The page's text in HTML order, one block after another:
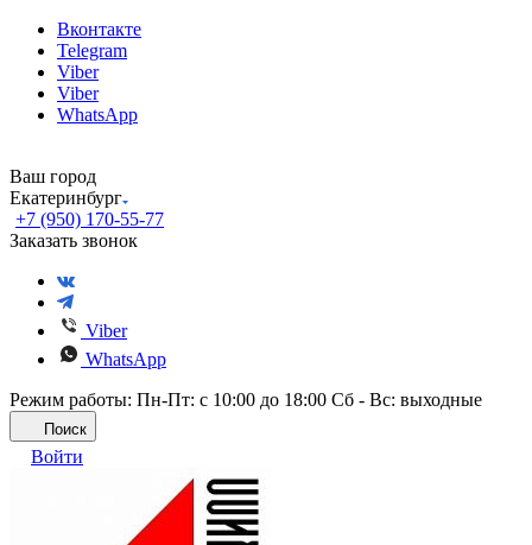
Вконтакте
Telegram
Viber
Viber
WhatsApp
Ваш город
Екатеринбург
+7 (950) 170-55-77
Заказать звонок
Viber
WhatsApp
Режим работы: Пн-Пт: с 10:00 до 18:00 Сб - Вс: выходные
Поиск
Войти